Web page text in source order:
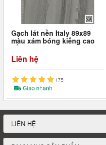
Gạch lát nền Italy 89x89
màu xám bóng kiếng cao
cấp
Liên hệ
175
LIÊN HỆ